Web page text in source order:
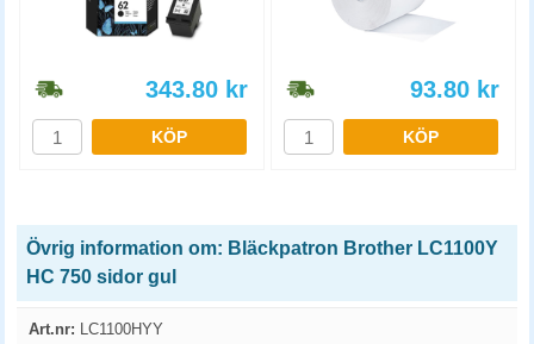
343.80 kr
KÖP
93.80 kr
KÖP
Övrig information om: Bläckpatron Brother LC1100Y
HC 750 sidor gul
Art.nr: LC1100HYY